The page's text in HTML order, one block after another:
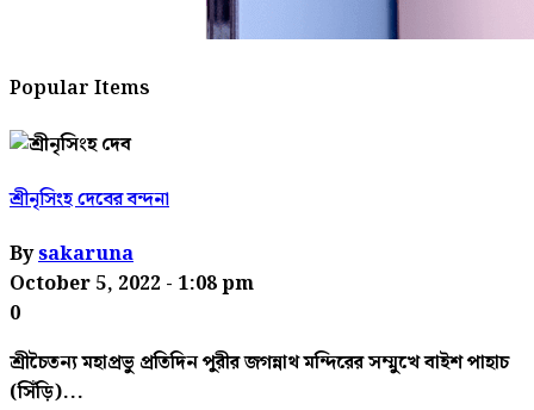
Popular Items
শ্রীনৃসিংহ দেবের বন্দনা
Bysakaruna
October 5, 2022 - 1:08 pm
0
শ্রীচৈতন্য মহাপ্রভু প্রতিদিন পুরীর জগন্নাথ মন্দিরের সম্মুখে বাইশ পাহাচ
(সিঁড়ি)...